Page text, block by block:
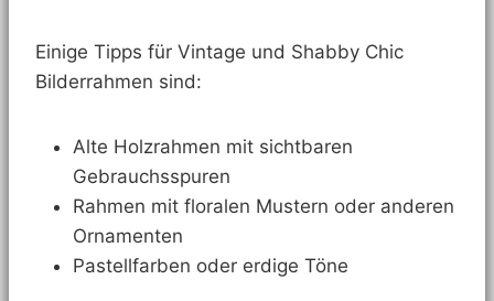
Einige Tipps für Vintage und Shabby Chic
Bilderrahmen sind:
Alte Holzrahmen mit sichtbaren
Gebrauchsspuren
Rahmen mit floralen Mustern oder anderen
Ornamenten
Pastellfarben oder erdige Töne